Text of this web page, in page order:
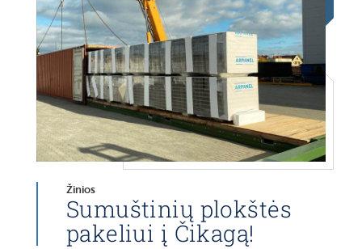
Žinios
Sumuštinių plokštės
pakeliui į Čikagą!